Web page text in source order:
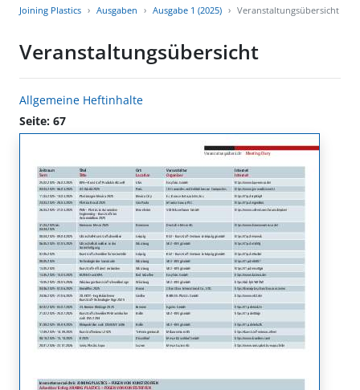
Joining Plastics Ausgaben Ausgabe 1 (2025) Veranstaltungsübersicht
Veranstaltungsübersicht
Allgemeine Heftinhalte
Seite: 67